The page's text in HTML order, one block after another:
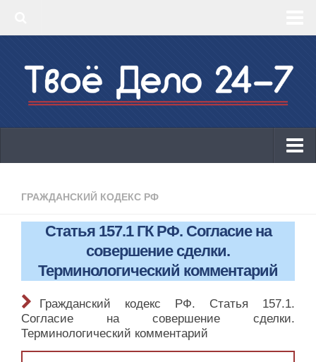
‣ КБК 2019
КБК 2019
ОКВЭД 2019
Онлайн-кассы 2019: 54-ФЗ!
Законодательство
ГРАЖДАНСКИЙ КОДЕКС РФ
Статья 157.1 ГК РФ. Согласие на
совершение сделки.
Терминологический комментарий
Гражданский кодекс РФ. Статья 157.1.
Согласие на совершение сделки.
Терминологический комментарий